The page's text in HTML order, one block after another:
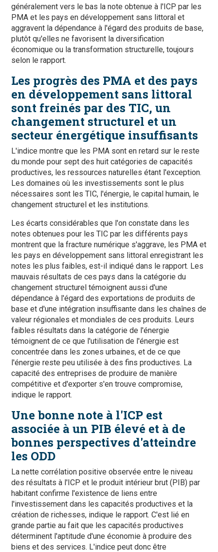
généralement vers le bas la note obtenue à l'ICP par les
PMA et les pays en développement sans littoral et
aggravent la dépendance à l'égard des produits de base,
plutôt qu'elles ne favorisent la diversification
économique ou la transformation structurelle, toujours
selon le rapport.
Les progrès des PMA et des pays
en développement sans littoral
sont freinés par des TIC, un
changement structurel et un
secteur énergétique insuffisants
L'indice montre que les PMA sont en retard sur le reste
du monde pour sept des huit catégories de capacités
productives, les ressources naturelles étant l'exception.
Les domaines où les investissements sont le plus
nécessaires sont les TIC, l'énergie, le capital humain, le
changement structurel et les institutions.
Les écarts considérables que l'on constate dans les
notes obtenues pour les TIC par les différents pays
montrent que la fracture numérique s'aggrave, les PMA et
les pays en développement sans littoral enregistrant les
notes les plus faibles, est-il indiqué dans le rapport. Les
mauvais résultats de ces pays dans la catégorie du
changement structurel témoignent aussi d'une
dépendance à l'égard des exportations de produits de
base et d'une intégration insuffisante dans les chaînes de
valeur régionales et mondiales de ces produits. Leurs
faibles résultats dans la catégorie de l'énergie
témoignent de ce que l'utilisation de l'énergie est
concentrée dans les zones urbaines, et de ce que
l'énergie reste peu utilisée à des fins productives. La
capacité des entreprises de produire de manière
compétitive et d'exporter s'en trouve compromise,
indique le rapport.
Une bonne note à l'ICP est
associée à un PIB élevé et à de
bonnes perspectives d'atteindre
les ODD
La nette corrélation positive observée entre le niveau
des résultats à l'ICP et le produit intérieur brut (PIB) par
habitant confirme l'existence de liens entre
l'investissement dans les capacités productives et la
création de richesses, indique le rapport. C'est lié en
grande partie au fait que les capacités productives
déterminent l'aptitude d'une économie à produire des
biens et des services. L'indice peut donc être